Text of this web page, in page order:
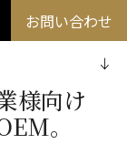
お問い合わせ
様向け
。